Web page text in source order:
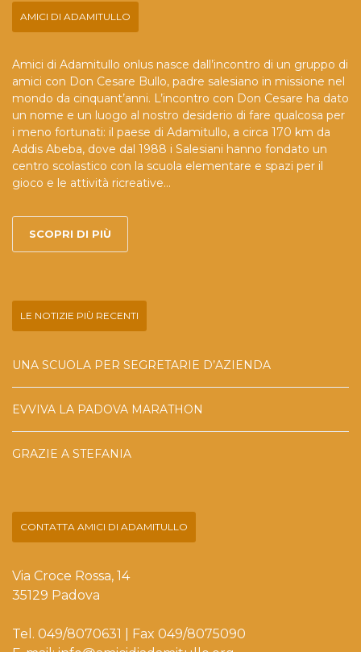
AMICI DI ADAMITULLO
Amici di Adamitullo onlus nasce dall’incontro di un gruppo di
amici con Don Cesare Bullo, padre salesiano in missione nel
mondo da cinquant’anni. L’incontro con Don Cesare ha dato
un nome e un luogo al nostro desiderio di fare qualcosa per
i meno fortunati: il paese di Adamitullo, a circa 170 km da
Addis Abeba, dove dal 1988 i Salesiani hanno fondato un
centro scolastico con la scuola elementare e spazi per il
gioco e le attività ricreative...
SCOPRI DI PIÙ
LE NOTIZIE PIÙ RECENTI
UNA SCUOLA PER SEGRETARIE D’AZIENDA
EVVIVA LA PADOVA MARATHON
GRAZIE A STEFANIA
CONTATTA AMICI DI ADAMITULLO
Via Croce Rossa, 14
35129 Padova
Tel. 049/8070631 | Fax 049/8075090